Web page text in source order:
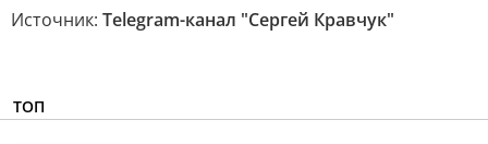
Источник: Telegram-канал "Сергей Кравчук"
ТОП